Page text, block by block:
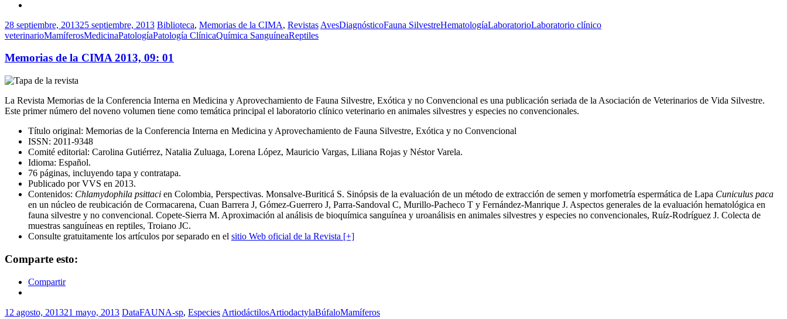
28 septiembre, 201325 septiembre, 2013 Biblioteca, Memorias de la CIMA, Revistas AvesDiagnósticoFauna SilvestreHematologíaLaboratorioLaboratorio clínico
veterinarioMamíferosMedicinaPatologíaPatología ClínicaQuímica SanguíneaReptiles
Memorias de la CIMA 2013, 09: 01
La Revista Memorias de la Conferencia Interna en Medicina y Aprovechamiento de Fauna Silvestre, Exótica y no Convencional es una publicación seriada de la Asociación de Veterinarios de Vida Silvestre.
Este primer número del noveno volumen tiene como temática principal el laboratorio clínico veterinario en animales silvestres y especies no convencionales.
Título original: Memorias de la Conferencia Interna en Medicina y Aprovechamiento de Fauna Silvestre, Exótica y no Convencional
ISSN: 2011-9348
Comité editorial: Carolina Gutiérrez, Natalia Zuluaga, Lorena López, Mauricio Vargas, Liliana Rojas y Néstor Varela.
Idioma: Español.
76 páginas, incluyendo tapa y contratapa.
Publicado por VVS en 2013.
Contenidos: Chlamydophila psittaci en Colombia, Perspectivas. Monsalve-Buriticá S. Sinópsis de la evaluación de un método de extracción de semen y morfometría espermática de Lapa Cuniculus paca
en un núcleo de reubicación de Cormacarena, Cuan Barrera J, Gómez-Guerrero J, Parra-Sandoval C, Murillo-Pacheco T y Fernández-Manrique J. Aspectos generales de la evaluación hematológica en
fauna silvestre y no convencional. Copete-Sierra M. Aproximación al análisis de bioquímica sanguínea y uroanálisis en animales silvestres y especies no convencionales, Ruíz-Rodríguez J. Colecta de
muestras sanguíneas en reptiles, Troiano JC.
Consulte gratuitamente los artículos por separado en el sitio Web oficial de la Revista [+]
Comparte esto:
Compartir
12 agosto, 201321 mayo, 2013 DataFAUNA-sp, Especies ArtiodáctilosArtiodactylaBúfaloMamíferos